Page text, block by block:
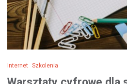
Internet Szkolenia